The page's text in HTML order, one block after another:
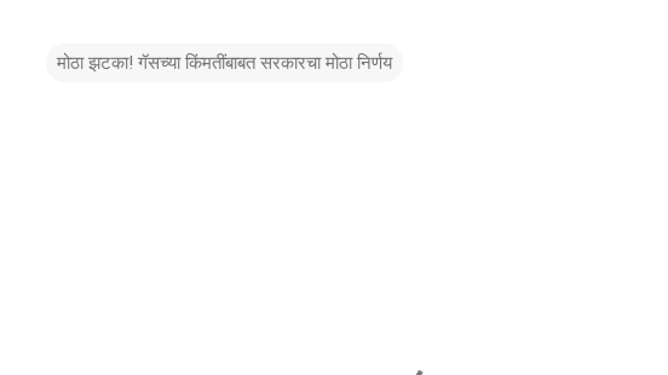
मोठा झटका! गॅसच्या किंमतींबाबत सरकारचा मोठा निर्णय